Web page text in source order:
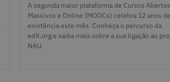
A segunda maior plataforma de Cursos
Massivos e Online (MOOCs) celebra 12 anos de
existência este mês. Conheça o percurso da
edX.org e saiba mais sobre a sua ligação ao
NAU.